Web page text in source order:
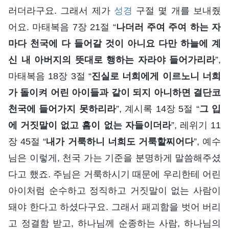
러더라구요. 그래서 제가 성경 구절 몇 개를 보내줬
어요. 마태복음 7장 21절 “나더러 주여 주여 하는 자
마다 천국에 다 들어갈 것이 아니요 다만 하늘에 계
신 내 아버지의 뜻대로 행하는 자라야 들어가리라”,
마태복음 18장 3절 “진실로 너희에게 이르노니 너희
가 돌이켜 어린 아이들과 같이 되지 아니하면 결단코
천국에 들어가지 못하리라”, 계시록 14장 5절 “그 입
에 거짓말이 없고 흠이 없는 자들이더라”, 레위기 11
장 45절 “내가 거룩하니 너희도 거룩할찌어다”, 예수
님은 이렇게, 천국 가는 기준을 분명하게 말씀해주셨
다고 했죠. 주님은 거룩하시기 때문에 우리한테 어린
아이처럼 순수하고 정직하고 거짓말이 없는 사람이
돼야 한다고 하셨다구요. 그래서 패괴함을 벗어 버리
고 정결함 받고, 하나님께 순종하는 사람, 하나님의